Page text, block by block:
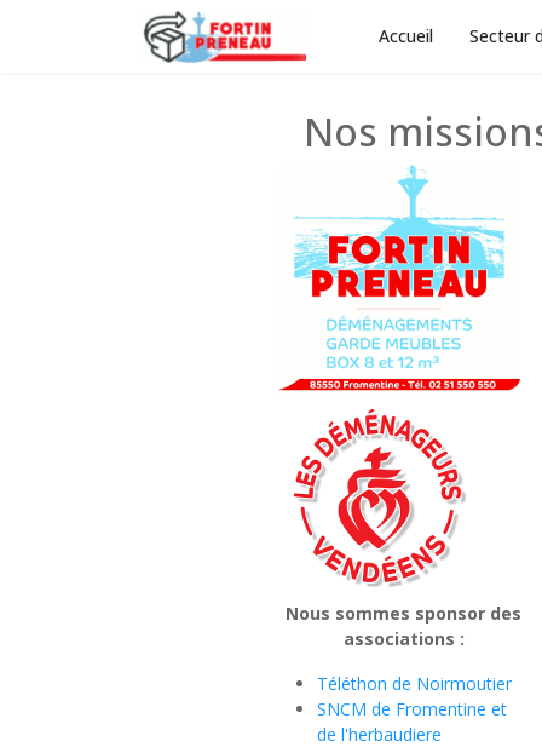
Accueil Secteur
Nos
Nous sommes sponsor des
associations :
Téléthon de Noirmoutier
SNCM de Fromentine et
de l'herbaudiere